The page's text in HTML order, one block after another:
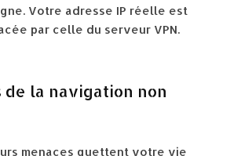
Votre adresse IP réelle est
par celle du serveur VPN.
de la navigation non
menaces guettent votre vie